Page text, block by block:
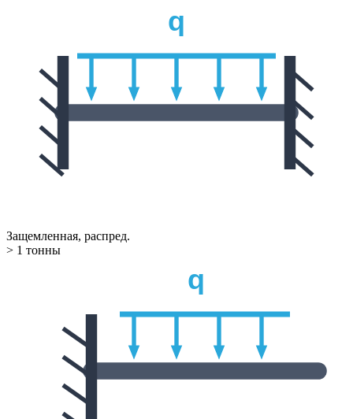
q
Защемленная, распред.
> 1 тонны
q